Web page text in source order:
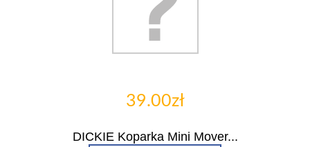
39.00zł
DICKIE Koparka Mini Mover...